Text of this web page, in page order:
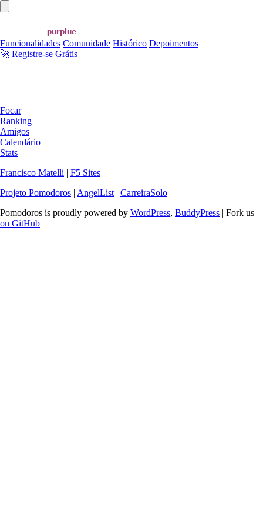
Funcionalidades Comunidade Histórico Depoimentos
🚀 Registre-se Grátis
Focar
Ranking
Amigos
Calendário
Stats
Francisco Matelli | F5 Sites
Projeto Pomodoros | AngelList | CarreiraSolo
Pomodoros is proudly powered by WordPress, BuddyPress | Fork us
on GitHub